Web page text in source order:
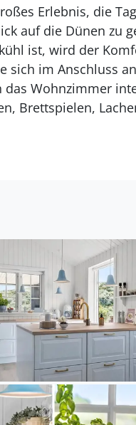
Erlebnis, die
auf die Dünen zu
ist, wird der
sich im Anschluss
Wohnzimmer
Brettspielen,
Schlaf in den
die
weit geöffnet
nach
gibt es
einlädt, wenn ihr
echten
ihr den letzten
verbringen